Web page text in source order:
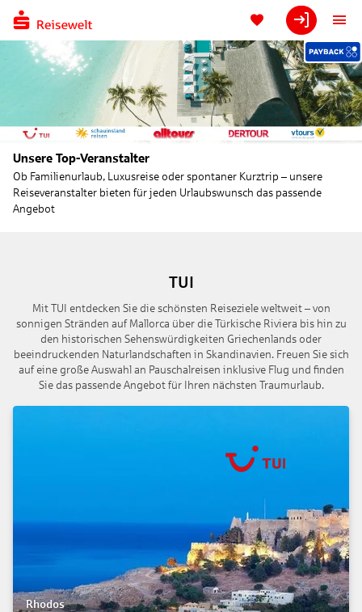
Unsere Top-Veranstalter
Ob Familienurlaub, Luxusreise oder spontaner Kurztrip – unsere
Reiseveranstalter bieten für jeden Urlaubswunsch das passende
Angebot
TUI
Mit TUI entdecken Sie die schönsten Reiseziele weltweit – von
sonnigen Stränden auf Mallorca über die Türkische Riviera bis hin zu
den historischen Sehenswürdigkeiten Griechenlands oder
beeindruckenden Naturlandschaften in Skandinavien. Freuen Sie sich
auf eine große Auswahl an Pauschalreisen inklusive Flug und finden
Sie das passende Angebot für Ihren nächsten Traumurlaub.
Rhodos